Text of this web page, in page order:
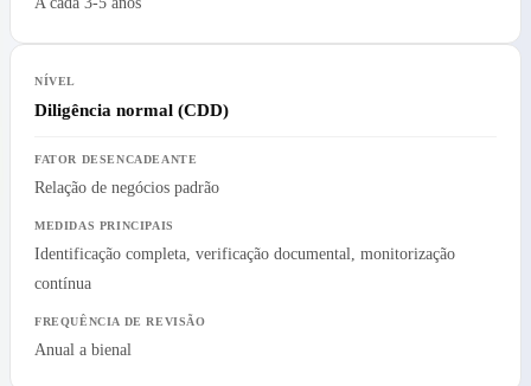
Diligência normal (CDD)
Relação de negócios padrão
Identificação completa, verificação documental, monitorização
contínua
Anual a bienal